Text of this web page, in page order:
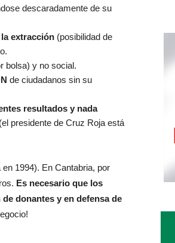
descaradamente de su
extracción (posibilidad de
bolsa) y no social.
de ciudadanos sin su
resultados y nada
presidente de Cruz Roja está
1994). En Cantabria, por
Es necesario que los
donantes y en defensa de